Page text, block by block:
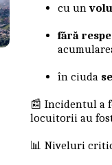
cu un
fără
în ciuda
📰 Incidentul a
locuitorii au
📊 Niveluri